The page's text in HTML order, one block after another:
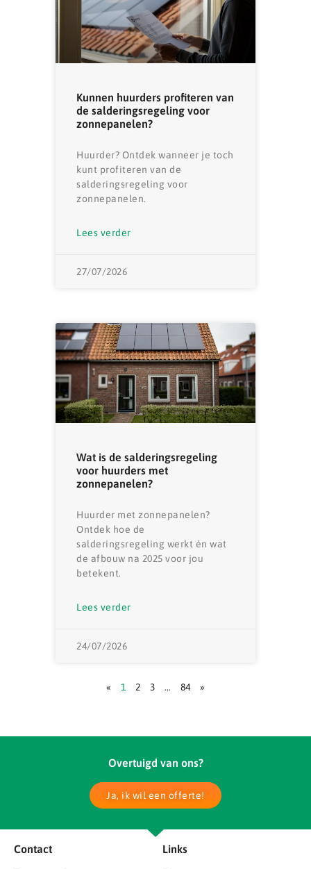
Kunnen huurders profiteren van
de salderingsregeling voor
zonnepanelen?
Huurder? Ontdek wanneer je toch
kunt profiteren van de
salderingsregeling voor
zonnepanelen.
Lees verder
27/07/2026
Wat is de salderingsregeling
voor huurders met
zonnepanelen?
Huurder met zonnepanelen?
Ontdek hoe de
salderingsregeling werkt én wat
de afbouw na 2025 voor jou
betekent.
Lees verder
24/07/2026
« 1 2 3 … 84 »
Overtuigd van ons?
Ja, ik wil een offerte!
Contact Links